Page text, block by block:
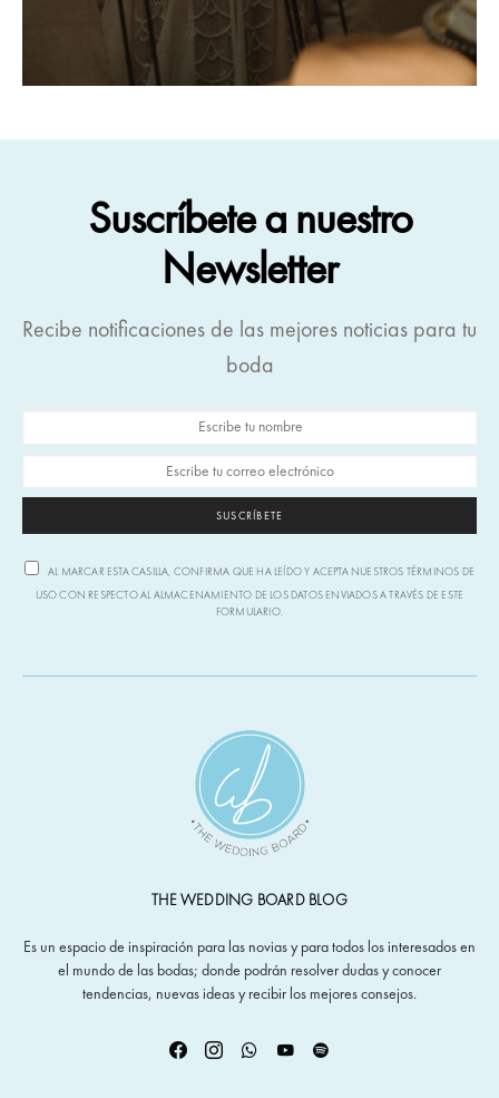
Suscríbete a nuestro
Newsletter
Recibe notificaciones de las mejores noticias para tu
boda
SUSCRÍBETE
AL MARCAR ESTA CASILLA, CONFIRMA QUE HA LEÍDO Y ACEPTA NUESTROS TÉRMINOS DE
USO CON RESPECTO AL ALMACENAMIENTO DE LOS DATOS ENVIADOS A TRAVÉS DE ESTE
FORMULARIO.
THE WEDDING BOARD BLOG
Es un espacio de inspiración para las novias y para todos los interesados en
el mundo de las bodas; donde podrán resolver dudas y conocer
tendencias, nuevas ideas y recibir los mejores consejos.